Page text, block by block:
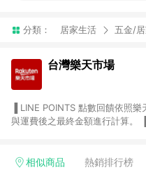
分類： 居家生活 五金/
台灣樂天市場
與運費後之最終金額進行計算。 ▐ 注意事項 (1) 部分服務及店家
Smart mobile、神腦生活、JS巨
相似商品 熱銷排行榜